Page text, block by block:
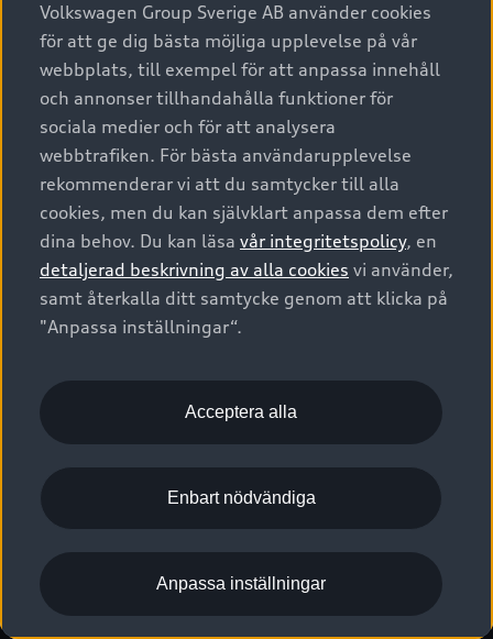
A6 modellerna
SUV
Avant
Audi Sport
Privatleasing
Nya bilar i lager
Begagnade bilar i lager
Audi approved :plus - så gott som nya
Finansiering
Audi exclusive
Provkörning
Service & tillbehör
Audi digital services
Originaltillbehör - köp online
Garantier
Försäkring
Digitala manualer för din Audi
Audi Collection – livsstilsartiklar
Vanliga frågor
2G/3G nätet stängs ned - Hur påverkas min bil av detta?
Tjänstebil
Tjänstebil
Business lease online
Företagsleasing
Om Audi Sverige
Kontakta oss
Audi Återförsäljare/-serviceverkstad
myAudi
Pressmeddelanden
Nyhetsbrev
Vårt hållbarhetsarbete
Lediga tjänster huvudkontor
Lediga tjänster hos Audi Återförsäljare
Kommentar till mediauppgifter om dataläcka
© 2026 AUDI SVERIGE. All Rights Reserved.
Utgivare Juridiskt
Juridiskt Audi AG
Juridiskt Audi Digital Giveaway
Anpassa inställningar för cookies
Visselblåsarkanaler
Volkswagen Group Sverige AB använder cookies
för att ge dig bästa möjliga upplevelse på vår
webbplats, till exempel för att anpassa innehåll
och annonser tillhandahålla funktioner för
sociala medier och för att analysera
webbtrafiken. För bästa användarupplevelse
rekommenderar vi att du samtycker till alla
cookies, men du kan självklart anpassa dem efter
dina behov. Du kan läsa vår integritetspolicy, en
detaljerad beskrivning av alla cookies vi använder,
samt återkalla ditt samtycke genom att klicka på
"Anpassa inställningar“.
Acceptera alla
Enbart nödvändiga
Anpassa inställningar